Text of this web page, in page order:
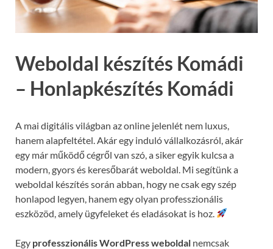
Weboldal készítés Komádi
– Honlapkészítés Komádi
A mai digitális világban az online jelenlét nem luxus,
hanem alapfeltétel. Akár egy induló vállalkozásról, akár
egy már működő cégről van szó, a siker egyik kulcsa a
modern, gyors és keresőbarát weboldal. Mi segítünk a
weboldal készítés során abban, hogy ne csak egy szép
honlapod legyen, hanem egy olyan professzionális
eszközöd, amely ügyfeleket és eladásokat is hoz.
Egy professzionális WordPress weboldal nemcsak